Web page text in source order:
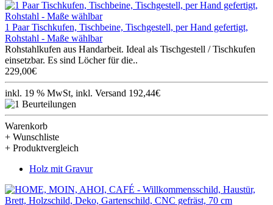
1 Paar Tischkufen, Tischbeine, Tischgestell, per Hand gefertigt,
Rohstahl - Maße wählbar
Rohstahlkufen aus Handarbeit. Ideal als Tischgestell / Tischkufen
einsetzbar. Es sind Löcher für die..
229,00€
inkl. 19 % MwSt, inkl. Versand 192,44€
Warenkorb
+ Wunschliste
+ Produktvergleich
Holz mit Gravur